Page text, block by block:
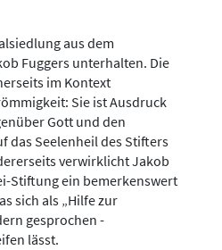
aus dem
Fuggers unterhalten. Die
im Kontext
Sie ist Ausdruck
Gott und den
das Seelenheil des Stifters
verwirklicht Jakob
Stiftung ein bemerkenswert
sich als „Hilfe zur
gesprochen -
lässt.